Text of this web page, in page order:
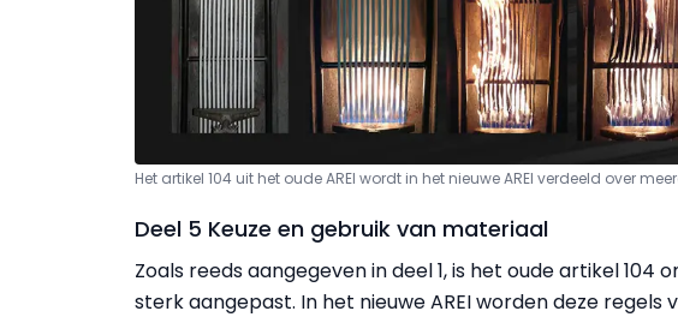
Het artikel 104 uit het oude AREI wordt in het nieuwe AREI verdeeld over
Deel 5 Keuze en gebruik van materiaal
Zoals reeds aangegeven in deel 1, is het oude artikel
sterk aangepast. In het nieuwe AREI worden deze